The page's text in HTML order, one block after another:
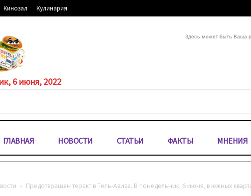
Кинозал Кулинария
6 июня, 2022
Здесь может быть Ваша
ГЛАВНАЯ НОВОСТИ СТАТЬИ ФАКТЫ МНЕНИЯ
Предотвращен теракт в Тель-Авиве. В понедельник, 6 июня, в южных